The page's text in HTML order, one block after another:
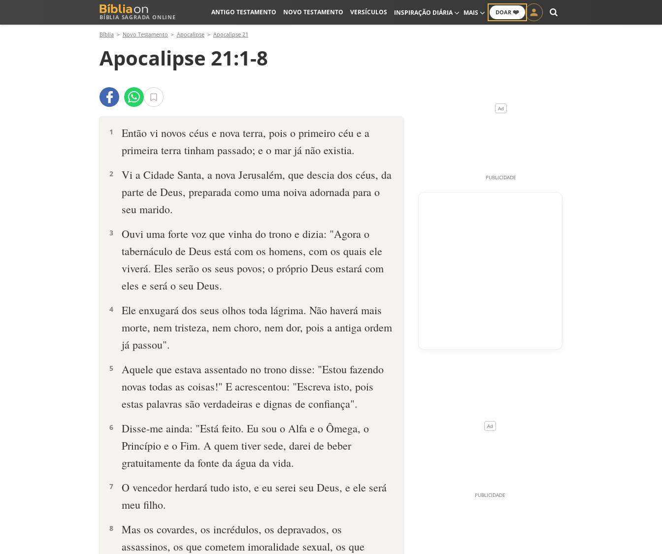
BÍBLIA SAGRADA ONLINE
DOAR ❤️
ANTIGO TESTAMENTO NOVO TESTAMENTO VERSÍCULOS INSPIRAÇÃO DIÁRIA MAIS
Bíblia Novo Testamento Apocalipse Apocalipse 21
Apocalipse 21:1-8
1
Então vi novos céus e nova terra, pois o primeiro céu e a
primeira terra tinham passado; e o mar já não existia.
2
Vi a Cidade Santa, a nova Jerusalém, que descia dos céus, da
parte de Deus, preparada como uma noiva adornada para o
seu marido.
3
Ouvi uma forte voz que vinha do trono e dizia: "Agora o
tabernáculo de Deus está com os homens, com os quais ele
viverá. Eles serão os seus povos; o próprio Deus estará com
eles e será o seu Deus.
4
Ele enxugará dos seus olhos toda lágrima. Não haverá mais
morte, nem tristeza, nem choro, nem dor, pois a antiga ordem
já passou".
5
Aquele que estava assentado no trono disse: "Estou fazendo
novas todas as coisas!" E acrescentou: "Escreva isto, pois
estas palavras são verdadeiras e dignas de confiança".
6
Disse-me ainda: "Está feito. Eu sou o Alfa e o Ômega, o
Princípio e o Fim. A quem tiver sede, darei de beber
gratuitamente da fonte da água da vida.
7
O vencedor herdará tudo isto, e eu serei seu Deus, e ele será
meu filho.
8
Mas os covardes, os incrédulos, os depravados, os
assassinos, os que cometem imoralidade sexual, os que